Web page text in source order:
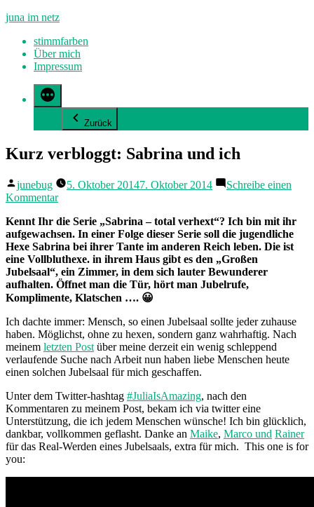
Zum
springen
juna im netz
stimmfarben
Über mich
Impressum
Zurück
Kurz verbloggt: Sabrina und ich
Veröffentlicht
von
junebug 5. Oktober 20147. Oktober 2014
Schreibe einen
Kommentarzu
verbloggt:
Sabrina
und
ich
Kennt Ihr die Serie „Sabrina – total verhext“? Ich bin mit ihr
aufgewachsen. In einer Folge dieser Serie soll die jugendliche
Hexe Sabrina bei ihrer Tante im anderen Reich leben. Die ist
eine Vollbluthexe. in ihrem Haus gibt es den „Großen
Jubelsaal“, ein Zimmer, in dem sich lauter Bewunderer
aufhalten. Öffnet man die Tür, hört man Jubelrufe,
Komplimente, Klatschen …. 😀
Ich dachte immer: Mensch, so einen Jubelsaal sollte jeder zuhause
haben. Möglichst, ohne zu hexen, sondern ganz wahrhaftig. Nach
meinem letzten Post über meine derzeit ein wenig schleppend
verlaufende Suche nach Arbeit nun haben liebe Menschen heute
einen solchen Jubelsaal für mich geschaffen.
Unter dem Twitter-hashtag #JuliaIsAmazing, nach den
Kommentaren zu meinem Post, bekam ich via twitter eine
Unterstützung, die ich jedem Menschen wünsche! Ich bin glücklich,
dankbar, vollkommen geflasht. Danke an Maike, Marco und Rainer
für das Real-Werden eines Jubelsaals, extra für mich. This one is for
you: